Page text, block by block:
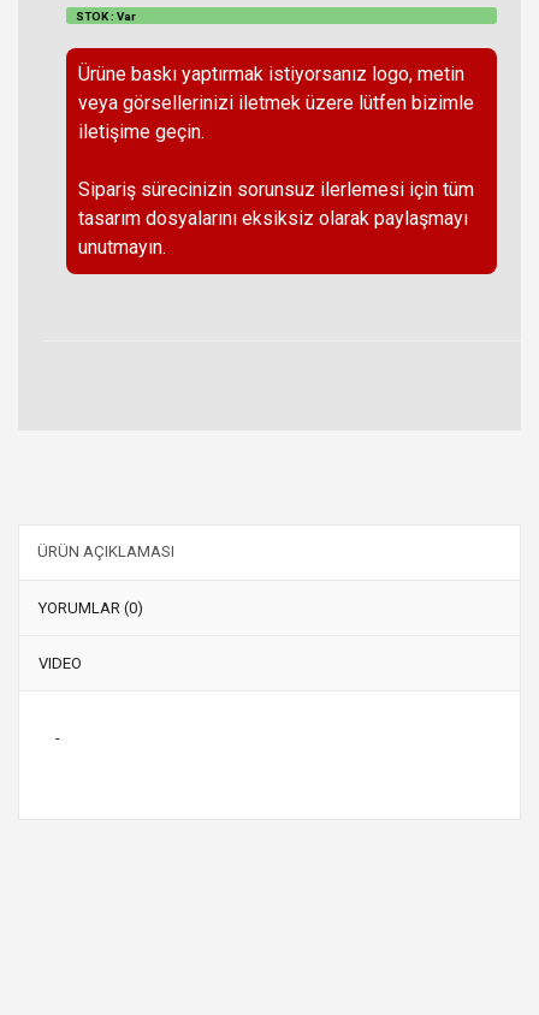
STOK : Var
Ürüne baskı yaptırmak istiyorsanız logo, metin
veya görsellerinizi iletmek üzere lütfen bizimle
iletişime geçin.
Sipariş sürecinizin sorunsuz ilerlemesi için tüm
tasarım dosyalarını eksiksiz olarak paylaşmayı
unutmayın.
ÜRÜN AÇIKLAMASI
YORUMLAR (0)
VIDEO
-